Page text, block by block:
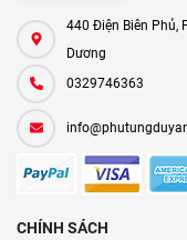
440 Điện Biên Phủ,
Dương
0329746363
CHÍNH SÁCH